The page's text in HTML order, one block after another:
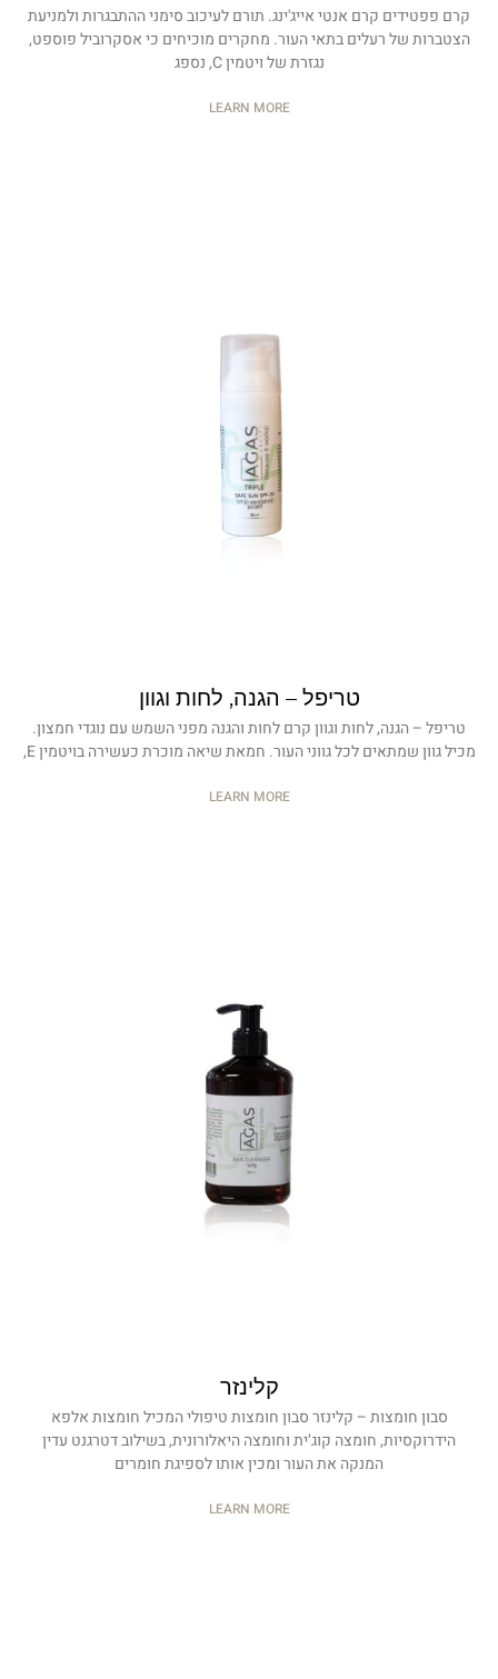
קרם פפטידים קרם אנטי אייג'ינג. תורם לעיכוב סימני ההתבגרות ולמניעת
הצטברות של רעלים בתאי העור. מחקרים מוכיחים כי אסקרוביל פוספט,
נגזרת של ויטמין C, נספג
LEARN MORE
טריפל – הגנה, לחות וגוון
טריפל – הגנה, לחות וגוון קרם לחות והגנה מפני השמש עם נוגדי חמצון.
מכיל גוון שמתאים לכל גווני העור. חמאת שיאה מוכרת כעשירה בויטמין E,
LEARN MORE
קלינזר
סבון חומצות – קלינזר סבון חומצות טיפולי המכיל חומצות אלפא
הידרוקסיות, חומצה קוג’ית וחומצה היאלורונית, בשילוב דטרגנט עדין
המנקה את העור ומכין אותו לספיגת חומרים
LEARN MORE